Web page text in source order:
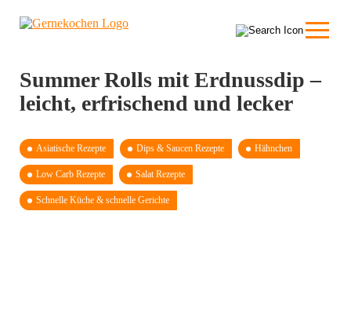
Summer Rolls mit Erdnussdip –
leicht, erfrischend und lecker
Asiatische Rezepte Dips & Saucen Rezepte Hähnchen
Low Carb Rezepte Salat Rezepte
Schnelle Küche & schnelle Gerichte